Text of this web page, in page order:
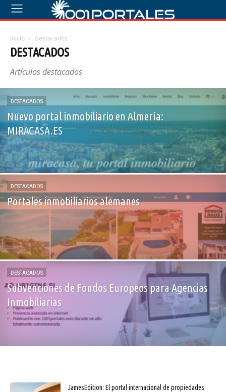
Inicio Destacados
DESTACADOS
Artículos destacados
DESTACADOS
Nuevo portal inmobiliario en Almería:
MIRACASA.ES
DESTACADOS
Portales inmobiliarios alemanes
DESTACADOS
Subvenciones de Fondos Europeos para Agencias
Inmobiliarias
JamesEdition: El portal internacional de propiedades